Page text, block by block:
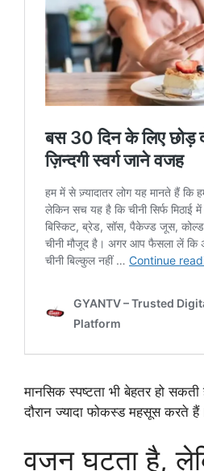
मानसिक स्पष्टता भी बेहतर हो
दौरान ज्यादा फोकस्ड महसूस करते
वजन घटता है,